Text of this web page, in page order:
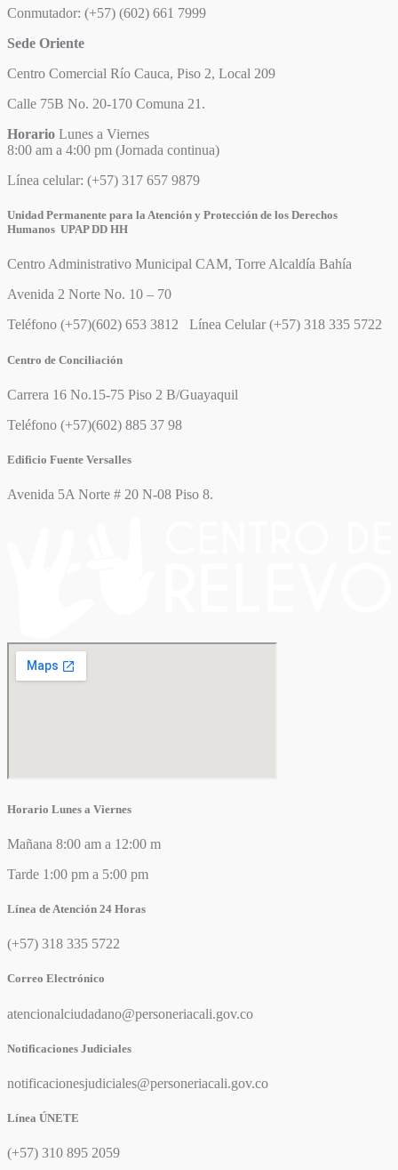
Conmutador: (+57) (602) 661 7999
Sede Oriente
Centro Comercial Río Cauca, Piso 2, Local 209
Calle 75B No. 20-170 Comuna 21.
Horario Lunes a Viernes
8:00 am a 4:00 pm (Jornada continua)
Línea celular: (+57) 317 657 9879
Unidad Permanente para la Atención y Protección de los Derechos
Humanos UPAP DD HH
Centro Administrativo Municipal CAM, Torre Alcaldía Bahía
Avenida 2 Norte No. 10 – 70
Teléfono (+57)(602) 653 3812 Línea Celular (+57) 318 335 5722
Centro de Conciliación
Carrera 16 No.15-75 Piso 2 B/Guayaquil
Teléfono (+57)(602) 885 37 98
Edificio Fuente Versalles
Avenida 5A Norte # 20 N-08 Piso 8.
Horario Lunes a Viernes
Mañana 8:00 am a 12:00 m
Tarde 1:00 pm a 5:00 pm
Línea de Atención 24 Horas
(+57) 318 335 5722
Correo Electrónico
atencionalciudadano@personeriacali.gov.co
Notificaciones Judiciales
notificacionesjudiciales@personeriacali.gov.co
Línea ÚNETE
(+57) 310 895 2059